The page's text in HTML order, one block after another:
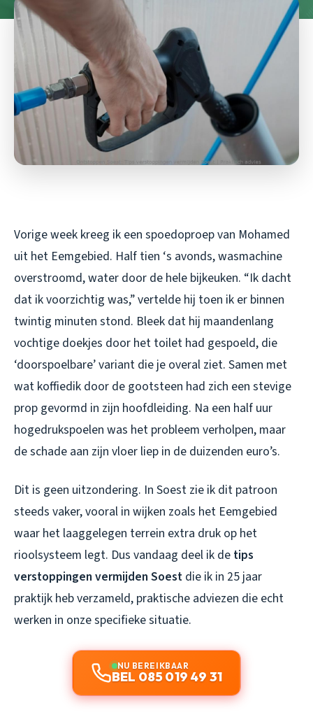
Vorige week kreeg ik een spoedoproep van Mohamed
uit het Eemgebied. Half tien ‘s avonds, wasmachine
overstroomd, water door de hele bijkeuken. “Ik dacht
dat ik voorzichtig was,” vertelde hij toen ik er binnen
twintig minuten stond. Bleek dat hij maandenlang
vochtige doekjes door het toilet had gespoeld, die
‘doorspoelbare’ variant die je overal ziet. Samen met
wat koffiedik door de gootsteen had zich een stevige
prop gevormd in zijn hoofdleiding. Na een half uur
hogedrukspoelen was het probleem verholpen, maar
de schade aan zijn vloer liep in de duizenden euro’s.
Dit is geen uitzondering. In Soest zie ik dit patroon
steeds vaker, vooral in wijken zoals het Eemgebied
waar het laaggelegen terrein extra druk op het
rioolsysteem legt. Dus vandaag deel ik de tips
verstoppingen vermijden Soest die ik in 25 jaar
praktijk heb verzameld, praktische adviezen die echt
werken in onze specifieke situatie.
NU BEREIKBAAR
BEL 085 019 49 31